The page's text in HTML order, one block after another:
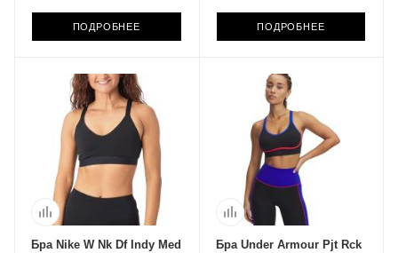
ПОДРОБНЕЕ ПОДРОБНЕЕ
Бра Nike W Nk Df Indy Med
Бра Under Armour Pjt Rck